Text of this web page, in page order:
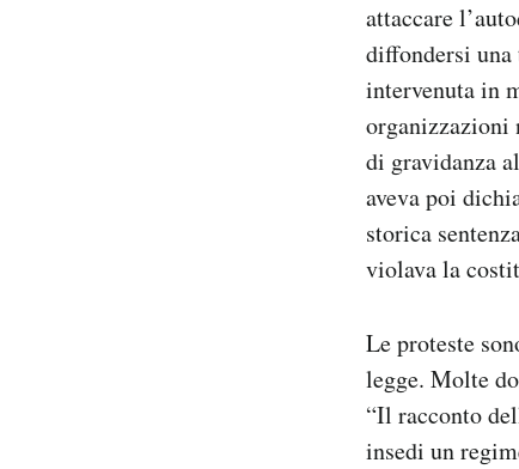
attaccare
diffondersi una
intervenuta in
organizzazioni
di gravidanza
aveva poi
storica
violava la
Le proteste
legge. Molte
“Il racconto
insedi un